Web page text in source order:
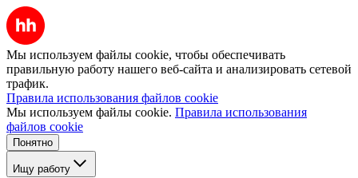
Мы используем файлы cookie, чтобы обеспечивать
правильную работу нашего веб-сайта и анализировать сетевой
трафик.
Правила использования файлов cookie
Мы используем файлы cookie. Правила использования
файлов cookie
Понятно
Ищу работу